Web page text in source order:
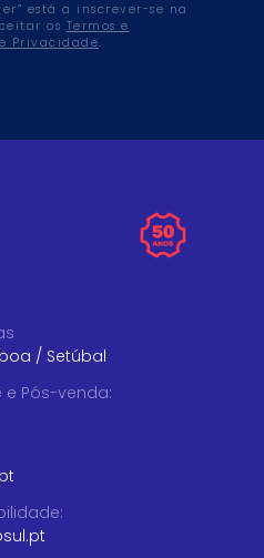
está a inscrever-se na
os Termos e
Privacidade.
/ Setúbal
e Pós-venda:
: